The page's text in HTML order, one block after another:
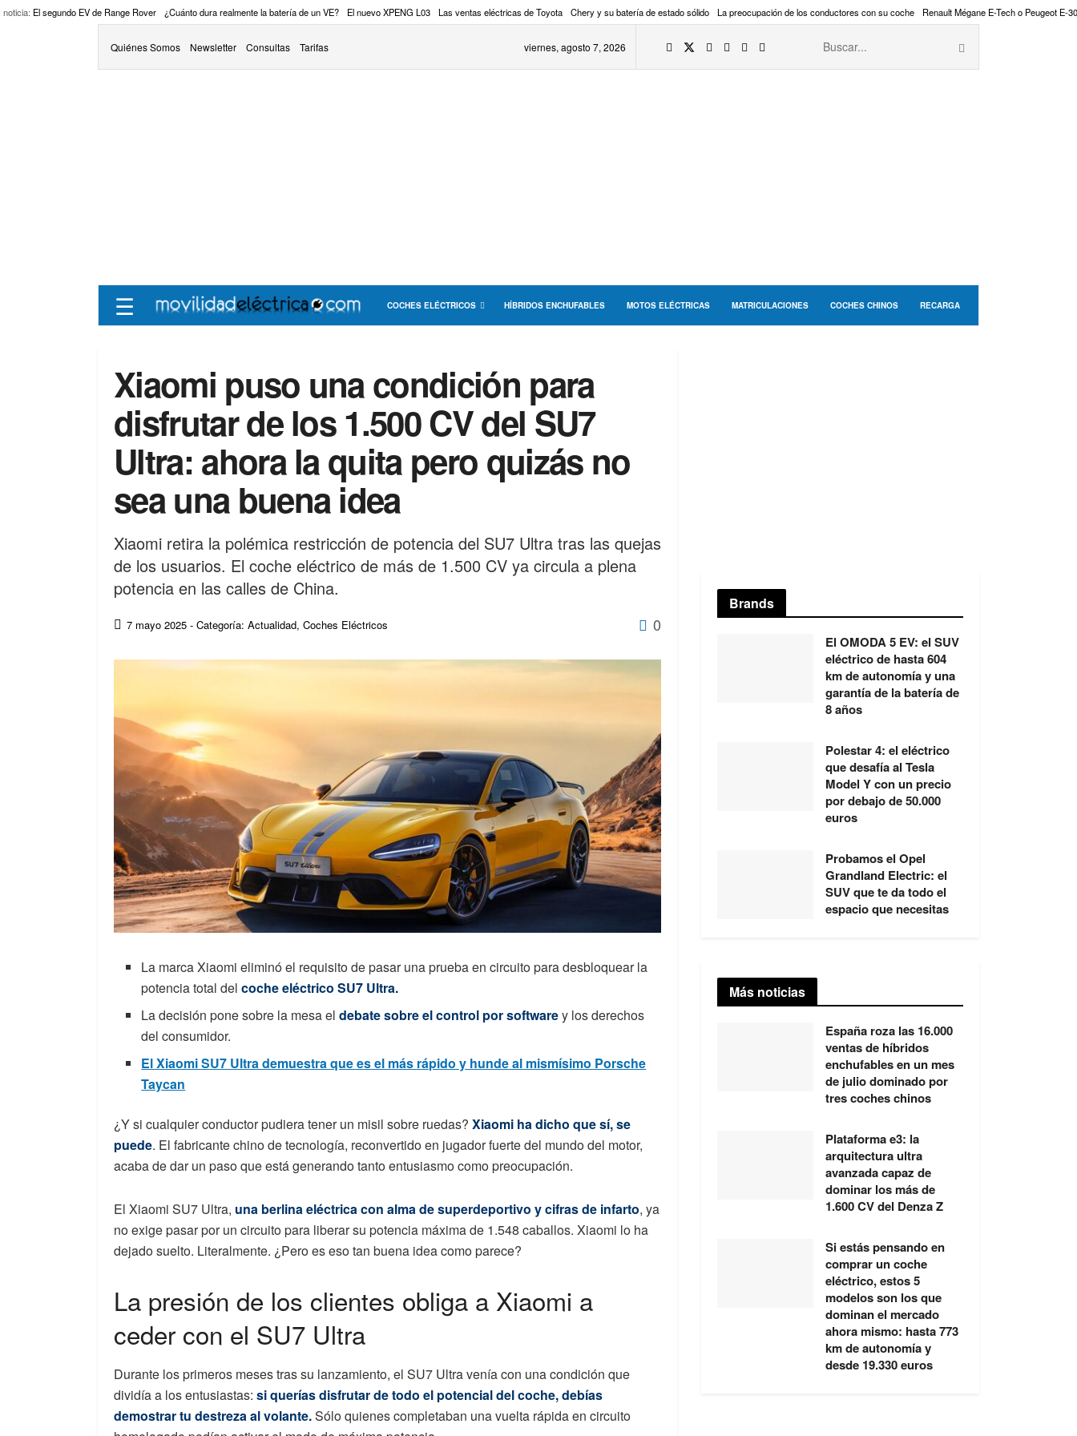
noticia: El segundo EV de Range Rover ¿Cuánto dura realmente la batería de un VE? El nuevo XPENG L03 Las ventas eléctricas de Toyota Chery y su batería de estado sólido La preocupación de los conductores con su coche Renault Mégane E-Tech o Peugeot E-
Quiénes Somos Newsletter Consultas Tarifas viernes, agosto 7, 2026
☰ COCHES ELÉCTRICOS HÍBRIDOS ENCHUFABLES MOTOS ELÉCTRICAS MATRICULACIONES COCHES CHINOS RECARGA
Xiaomi puso una condición para
disfrutar de los 1.500 CV del SU7
Ultra: ahora la quita pero quizás no
sea una buena idea
Xiaomi retira la polémica restricción de potencia del SU7 Ultra tras las quejas
de los usuarios. El coche eléctrico de más de 1.500 CV ya circula a plena
potencia en las calles de China.
7 mayo 2025 - Categoría: Actualidad, Coches Eléctricos 0
La marca Xiaomi eliminó el requisito de pasar una prueba en circuito para desbloquear la
potencia total delcoche eléctrico SU7 Ultra.
La decisión pone sobre la mesa eldebate sobre el control por softwarey los derechos
del consumidor.
El Xiaomi SU7 Ultra demuestra que es el más rápido y hunde al mismísimo Porsche
Taycan
¿Y si cualquier conductor pudiera tener un misil sobre ruedas? Xiaomi ha dicho que sí, se
puede. El fabricante chino de tecnología, reconvertido en jugador fuerte del mundo del motor,
acaba de dar un paso que está generando tanto entusiasmo como preocupación.
El Xiaomi SU7 Ultra, una berlina eléctrica con alma de superdeportivo y cifras de infarto, ya
no exige pasar por un circuito para liberar su potencia máxima de 1.548 caballos. Xiaomi lo ha
dejado suelto. Literalmente. ¿Pero es eso tan buena idea como parece?
La presión de los clientes obliga a Xiaomi a
ceder con el SU7 Ultra
Durante los primeros meses tras su lanzamiento, el SU7 Ultra venía con una condición que
dividía a los entusiastas: si querías disfrutar de todo el potencial del coche, debías
demostrar tu destreza al volante.Sólo quienes completaban una vuelta rápida en circuito
Brands
El OMODA 5 EV: el SUV
eléctrico de hasta 604
km de autonomía y una
garantía de la batería de
8 años
Polestar 4: el eléctrico
que desafía al Tesla
Model Y con un precio
por debajo de 50.000
euros
Probamos el Opel
Grandland Electric: el
SUV que te da todo el
espacio que necesitas
Más noticias
España roza las 16.000
ventas de híbridos
enchufables en un mes
de julio dominado por
tres coches chinos
Plataforma e3: la
arquitectura ultra
avanzada capaz de
dominar los más de
1.600 CV del Denza Z
Si estás pensando en
comprar un coche
eléctrico, estos 5
modelos son los que
dominan el mercado
ahora mismo: hasta 773
km de autonomía y
desde 19.330 euros